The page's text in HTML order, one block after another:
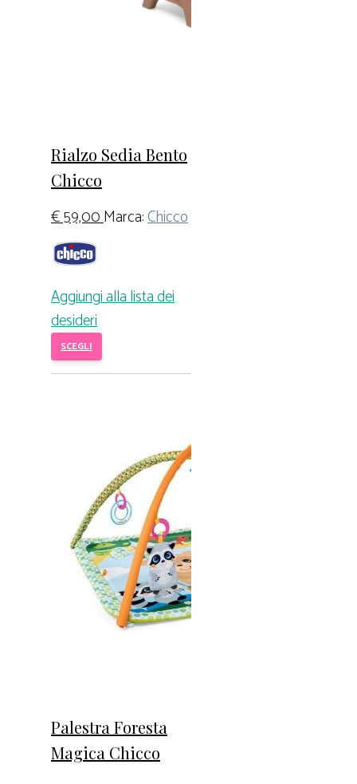
Rialzo Sedia Bento
Chicco
€59,00Marca:Chicco
Aggiungi alla lista dei
desideri
SCEGLI
Palestra Foresta
Magica Chicco